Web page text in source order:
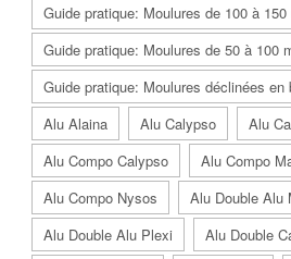
Guide pratique: Moulures de 100 à
Guide pratique: Moulures de 50 à 100
Guide pratique: Moulures déclinées en
Alu Alaina
Alu Calypso
Alu
Alu Compo Calypso
Alu Compo
Alu Compo Nysos
Alu Double Alu
Alu Double Alu Plexi
Alu Double